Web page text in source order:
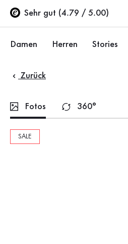
Zum Hauptinhalt
Zum Inhaltsverzeichnis
Zur Hauptnavigation
Sehr gut (4.79 / 5.00)
Damen
Schuhe
Ballerinas
Herren
Sneaker
Stories
Zurück
Fotos 360°
SALE